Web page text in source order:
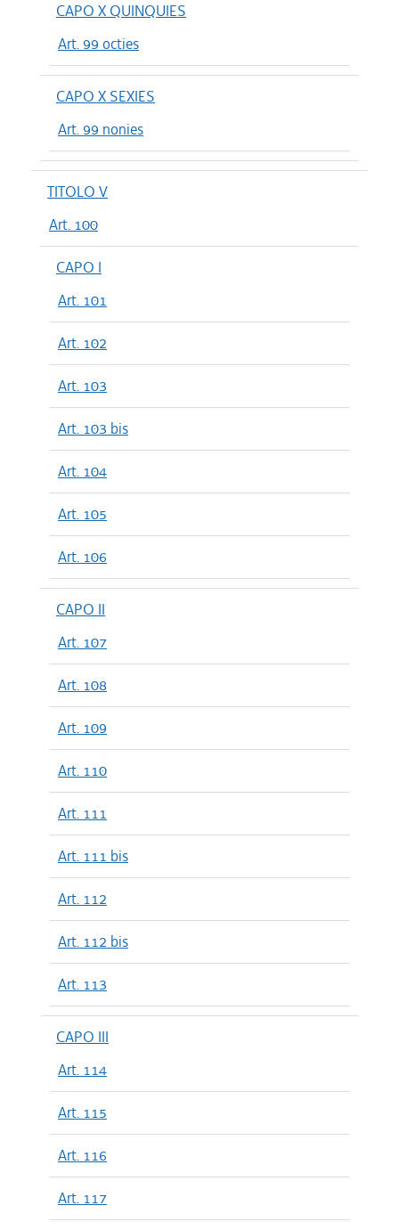
CAPO X QUINQUIES
Art. 99 octies
CAPO X SEXIES
Art. 99 nonies
TITOLO V
Art. 100
CAPO I
Art. 101
Art. 102
Art. 103
Art. 103 bis
Art. 104
Art. 105
Art. 106
CAPO II
Art. 107
Art. 108
Art. 109
Art. 110
Art. 111
Art. 111 bis
Art. 112
Art. 112 bis
Art. 113
CAPO III
Art. 114
Art. 115
Art. 116
Art. 117